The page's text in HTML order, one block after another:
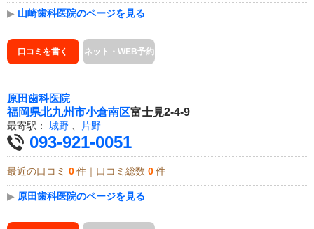
▶ 山崎歯科医院のページを見る
口コミを書く ネット・WEB予約
原田歯科医院
福岡県北九州市小倉南区富士見2-4-9
最寄駅： 城野 、 片野
093-921-0051
最近の口コミ 0 件｜口コミ総数 0 件
▶ 原田歯科医院のページを見る